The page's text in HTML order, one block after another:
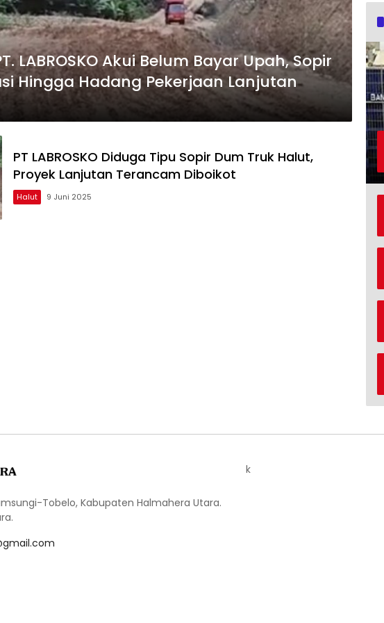
LABROSKO Akui Belum Bayar Upah, Sopir
Hingga Hadang Pekerjaan Lanjutan
PT LABROSKO Diduga Tipu Sopir Dum Truk Halut,
Proyek Lanjutan Terancam Diboikot
Halut 9 Juni 2025
Tobelo, Kabupaten Halmahera Utara.
k